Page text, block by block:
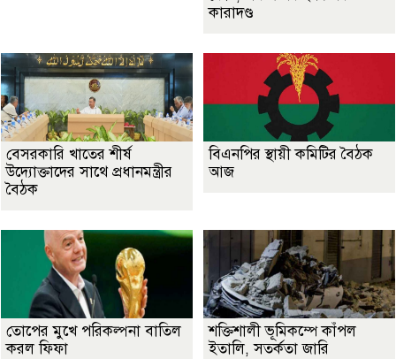
কারাদণ্ড
বেসরকারি খাতের শীর্ষ
উদ্যোক্তাদের সাথে প্রধানমন্ত্রীর
বৈঠক
বিএনপির স্থায়ী কমিটির বৈঠক
আজ
তোপের মুখে পরিকল্পনা বাতিল
করল ফিফা
শক্তিশালী ভূমিকম্পে কাঁপল
ইতালি, সতর্কতা জারি